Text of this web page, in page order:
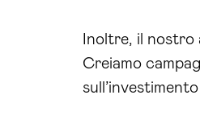
Inoltre, il
Creiamo